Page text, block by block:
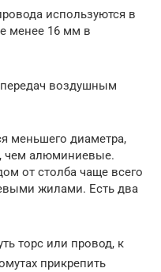
используются в
менее 16 мм в
воздушным
меньшего диаметра,
чем алюминиевые.
от столба чаще всего
жилами. Есть два
торс или провод, к
прикрепить